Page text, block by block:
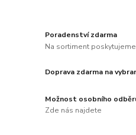
Poradenství zdarma
Na sortiment
Doprava zdarma na
Možnost osobního
Zde nás najdete